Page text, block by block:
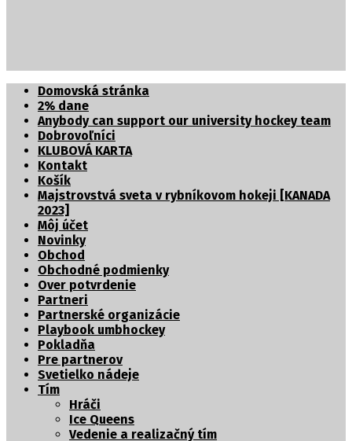
Domovská stránka
2% dane
Anybody can support our university hockey team
Dobrovoľníci
KLUBOVÁ KARTA
Kontakt
Košík
Majstrovstvá sveta v rybníkovom hokeji [KANADA
2023]
Môj účet
Novinky
Obchod
Obchodné podmienky
Over potvrdenie
Partneri
Partnerské organizácie
Playbook umbhockey
Pokladňa
Pre partnerov
Svetielko nádeje
Tím
Hráči
Ice Queens
Vedenie a realizačný tím